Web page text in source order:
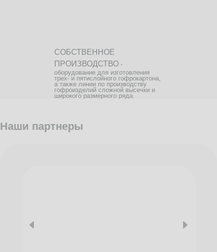
СОБСТВЕННОЕ
ПРОИЗВОДСТВО -
оборудование для изготовления
трех- и пятислойного гофрокартона,
а также линии по производству
гофроизделий сложной высечки и
широкого размерного ряда.
Наши партнеры